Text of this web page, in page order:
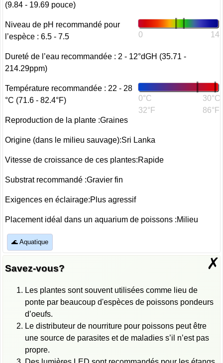
(9.84 - 19.69 pouce)
0 14
Niveau de pH recommandé pour
l’espèce : 6.5 - 7.5
Dureté de l’eau recommandée : 2 - 12°dGH (35.71 -
214.29ppm)
0°C
32°F
30°C
86°F
Température recommandée : 22 - 28
°C (71.6 - 82.4°F)
Reproduction de la plante :Graines
Origine (dans le milieu sauvage):Sri Lanka
Vitesse de croissance de ces plantes:Rapide
Substrat recommandé :Gravier fin
Exigences en éclairage:Plus agressif
Placement idéal dans un aquarium de poissons :Milieu
🌊 Aquatique
✗
Savez-vous?
Les plantes sont souvent utilisées comme lieu de
ponte par beaucoup d'espèces de poissons pondeurs
d’oeufs.
Le distributeur de nourriture pour poissons peut être
une source de parasites et de maladies s’il n’est pas
propre.